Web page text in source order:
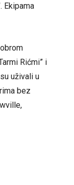
Ekipama
Rićmi” i
uživali u
bez